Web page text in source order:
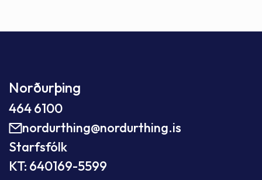
Norðurþing
464 6100
nordurthing@nordurthing.is
Starfsfólk
KT: 640169-5599